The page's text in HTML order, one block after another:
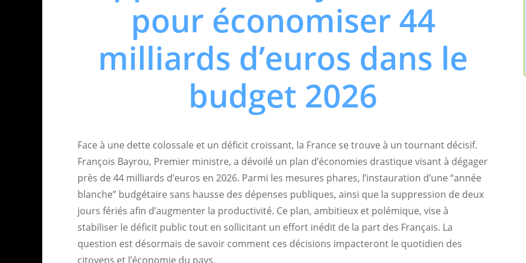
pour économiser 44
milliards d’euros dans le
budget 2026
Face à une dette colossale et un déficit croissant, la France se trouve à un tournant décisif.
François Bayrou, Premier ministre, a dévoilé un plan d’économies drastique visant à dégager
près de 44 milliards d’euros en 2026. Parmi les mesures phares, l’instauration d’une “année
blanche” budgétaire sans hausse des dépenses publiques, ainsi que la suppression de deux
jours fériés afin d’augmenter la productivité. Ce plan, ambitieux et polémique, vise à
stabiliser le déficit public tout en sollicitant un effort inédit de la part des Français. La
question est désormais de savoir comment ces décisions impacteront le quotidien des
citoyens et l’économie du pays.